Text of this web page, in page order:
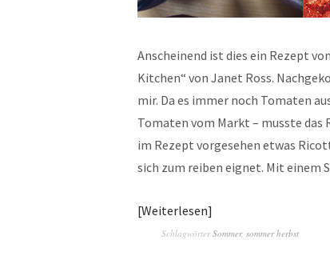
Anscheinend ist dies ein Rezept
Kitchen“ von Janet Ross.
mir. Da es immer noch Tomaten
Tomaten vom Markt – musste das
im Rezept vorgesehen etwas
sich zum reiben eignet. Mit einem
Weiterlesen
SchlagwörterSommer, sommer herbst